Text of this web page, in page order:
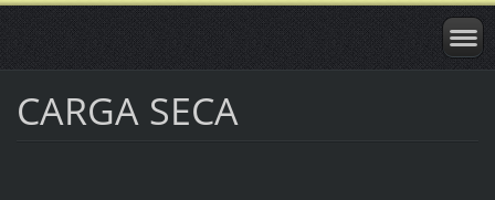
CARGA SECA